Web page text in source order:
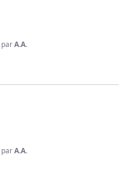
parA.A.
parA.A.